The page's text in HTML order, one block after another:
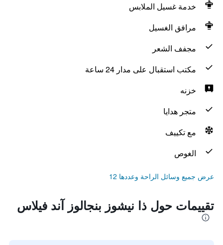
خدمة غسيل الملابس
مرافق الغسيل
مجفف الشعر
مكتب استقبال على مدار 24 ساعة
خزنه
متجر هدايا
مع تكييف
الغوص
عرض جميع وسائل الراحة وعددها 12
تقييمات حول ذا نيشوز بنجالوز آند فيلاس